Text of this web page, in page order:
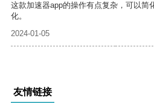
这款加速器app的操作有点复杂，可以简
化。
2024-01-05
友情链接